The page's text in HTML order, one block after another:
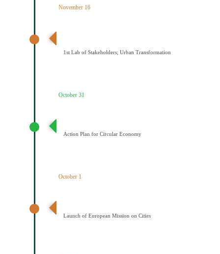
November 16
1st Lab of Stakeholders; Urban Transformation
October 31
Action Plan for Circular Economy
October 1
Launch of European Mission on Cities